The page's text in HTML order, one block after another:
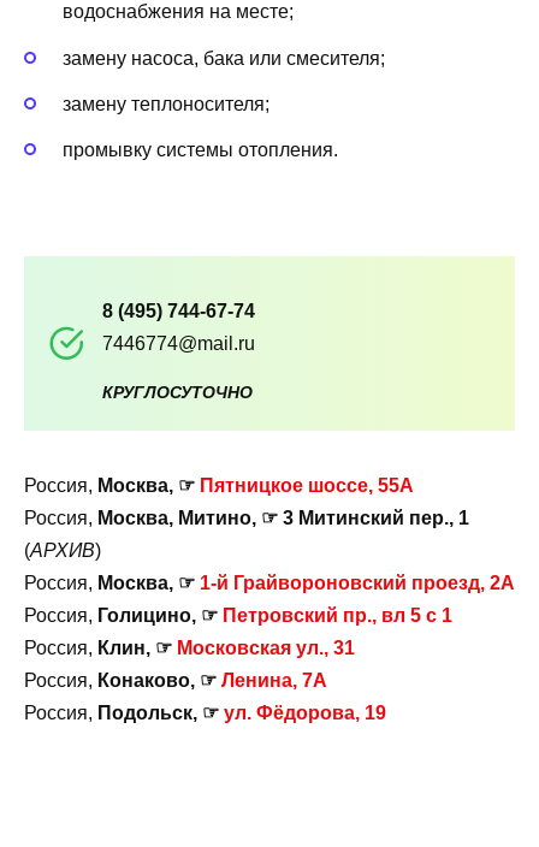
водоснабжения на месте;
замену насоса, бака или смесителя;
замену теплоносителя;
промывку системы отопления.
8 (495) 744-67-74
7446774@mail.ru
КРУГЛОСУТОЧНО
Россия, Москва, ☞ Пятницкое шоссе, 55А
Россия, Москва, Митино, ☞ 3 Митинский пер., 1
(АРХИВ)
Россия, Москва, ☞ 1-й Грайвороновский проезд, 2А
Россия, Голицино, ☞ Петровский пр., вл 5 с 1
Россия, Клин, ☞ Московская ул., 31
Россия, Конаково, ☞ Ленина, 7А
Россия, Подольск, ☞ ул. Фёдорова, 19